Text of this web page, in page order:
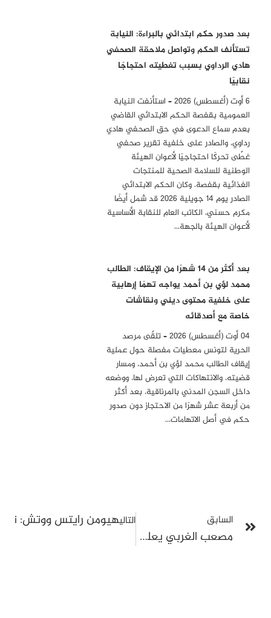
بعد صدور حكم ابتدائي بالبراءة: النيابة
تستأنف الحكم وتواصل ملاحقة الصحفي
هادي الرداوي بسبب تغطيته احتجاجًا
نقابيًا
6 أوت (أغسطس) 2026 – استأنفت النيابة
العمومية بقفصة الحكم الابتدائي القاضي
بعدم سماع الدعوى في حق الصحفي هادي
رداوي، والصادر على خلفية تقرير صحفي
غطّى تحركًا احتجاجيًا لأعوان الهيئة
الوطنية للسلامة الصحية للمنتجات
الغذائية بقفصة. وكان الحكم الابتدائي
الصادر يوم 14 جويلية 2026 قد شمل أيضًا
مكرم حسني، الكاتب العام للنقابة الأساسية
لأعوان الهيئة بالجهة…
بعد أكثر من 14 شهرًا من الإيقاف: الطالب
محمد لؤي بن أحمد يواجه تهمًا إرهابية
على خلفية محتوى ديني ونقاشات
خاصة مع أصدقائه
04 أوت (أغسطس) 2026 – تلقّى مرصد
الحرية لتونس معطيات مفصلة حول عملية
إيقاف الطالب محمد لؤي بن أحمد، ومسار
قضيته، والانتهاكات التي تعرض لها، ووضعه
داخل السجن المدني بالمرناقية، بعد أكثر
من أربعة عشر شهرًا من الاحتجاز دون صدور
حكم في أصل الاتهامات…
السابق
مصعب الغربي يعلن إضرابا عن الطعام احتجاجًا على اعتقاله التعسفي المستمر منذ ستة أشهر
التاليهيومن رايتس ووتش: